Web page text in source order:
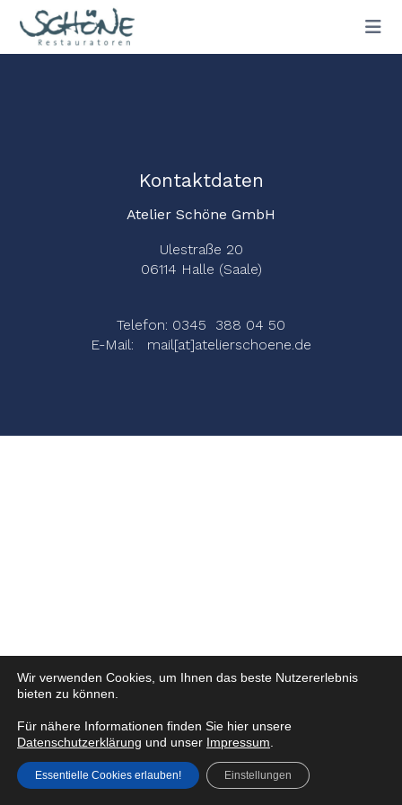
Kontaktdaten
Atelier Schöne GmbH
Ulestraße 20
06114 Halle (Saale)
Telefon: 0345 388 04 50
E-Mail: mail[at]atelierschoene.de
Wir verwenden Cookies, um Ihnen das beste Nutzererlebnis
bieten zu können.
Für nähere Informationen finden Sie hier unsere
Datenschutzerklärung und unser Impressum
Essentielle Cookies erlauben! Einstellungen